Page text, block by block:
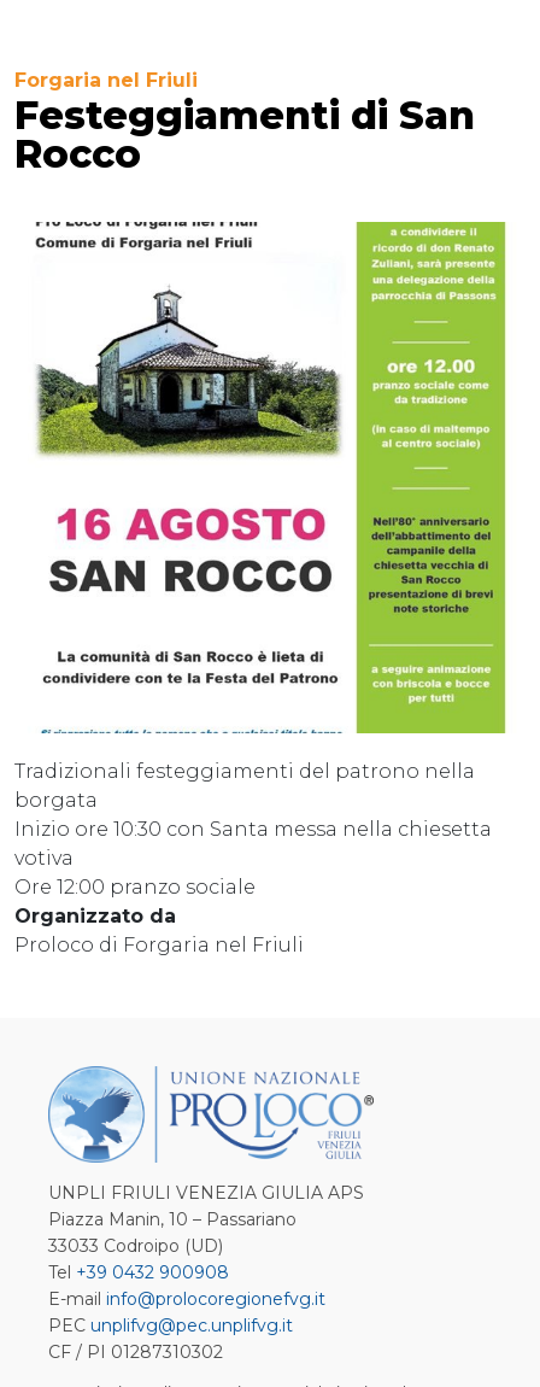
Forgaria nel Friuli
Festeggiamenti di San
Rocco
Tradizionali festeggiamenti del patrono nella
borgata
Inizio ore 10:30 con Santa messa nella chiesetta
votiva
Ore 12:00 pranzo sociale
Organizzato da
Proloco di Forgaria nel Friuli
UNPLI FRIULI VENEZIA GIULIA APS
Piazza Manin, 10 – Passariano
33033 Codroipo (UD)
Tel +39 0432 900908
E-mail info@prolocoregionefvg.it
PEC unplifvg@pec.unplifvg.it
CF / PI 01287310302